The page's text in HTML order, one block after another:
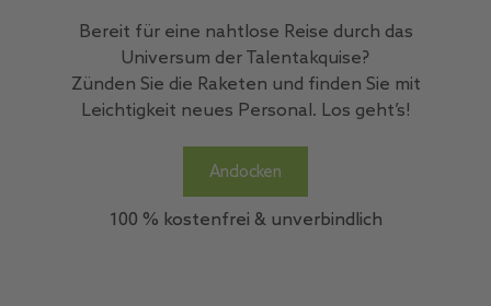
Bereit für eine nahtlose Reise durch das
Universum der Talentakquise?
Zünden Sie die Raketen und finden Sie mit
Leichtigkeit neues Personal. Los geht’s!
Andocken
100 % kostenfrei & unverbindlich